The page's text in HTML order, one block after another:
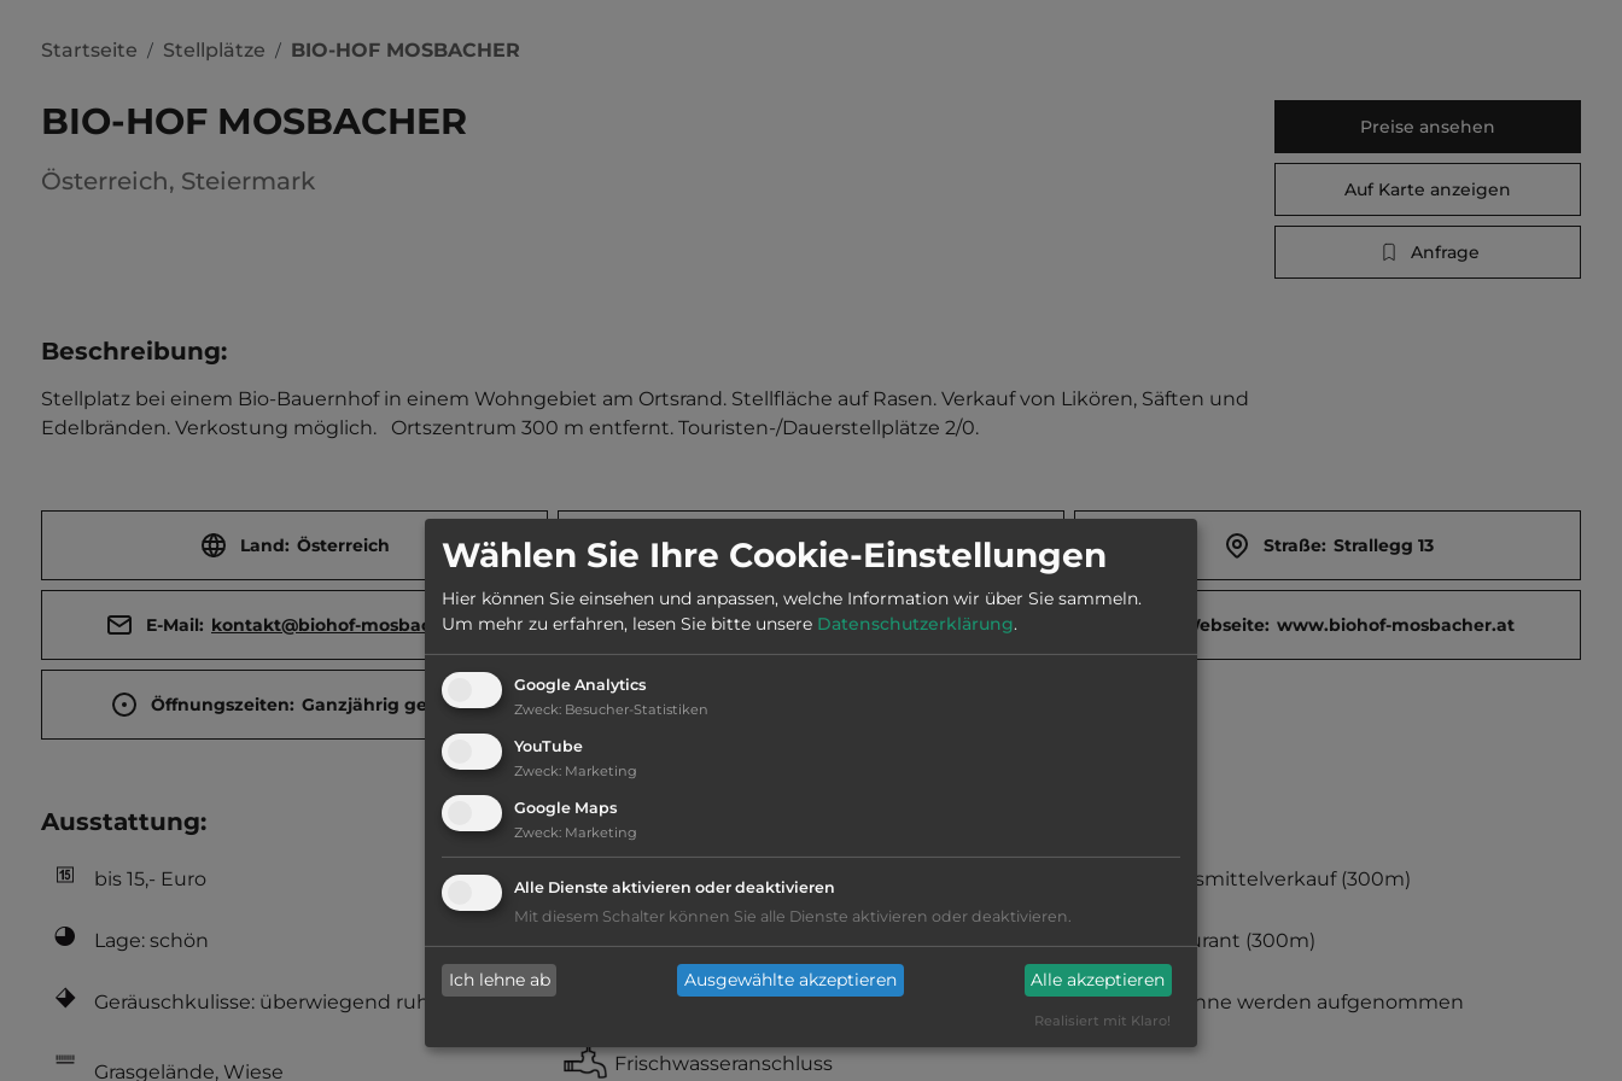
Startseite / Stellplätze / BIO-HOF MOSBACHER
BIO-HOF MOSBACHER
Österreich, Steiermark
Preise ansehen
Auf Karte anzeigen
Anfrage
Beschreibung:
Stellplatz bei einem Bio-Bauernhof in einem Wohngebiet am Ortsrand. Stellfläche auf Rasen. Verkauf von Likören, Säften und
Edelbränden. Verkostung möglich.   Ortszentrum 300 m entfernt. Touristen-/Dauerstellplätze 2/0.
Land: Österreich Stadt: 8192 Strallegg Straße: Strallegg 13
E-Mail: kontakt@biohof-mosbacher.at Telefon: 0043 664 73537703 Webseite: www.biohof-mosbacher.at
Öffnungszeiten: Ganzjährig geöffnet
Ausstattung:
bis 15,- Euro
Lage: schön
Geräuschkulisse: überwiegend ruhig
Grasgelände, Wiese
teilweise Schatten
Frischwasseranschluss
Lebensmittelverkauf(300m)
Restaurant (300m)
Gespanne werden aufgenommen
Wählen Sie Ihre Cookie-Einstellungen
Hier können Sie einsehen und anpassen, welche Information wir über Sie sammeln.
Um mehr zu erfahren, lesen Sie bitte unsere Datenschutzerklärung.
Google Analytics
Zweck: Besucher-Statistiken
YouTube
Zweck: Marketing
Google Maps
Zweck: Marketing
Alle Dienste aktivieren oder deaktivieren
Mit diesem Schalter können Sie alle Dienste aktivieren oder deaktivieren.
Ich lehne ab Ausgewählte akzeptieren Alle akzeptieren
Realisiert mit Klaro!